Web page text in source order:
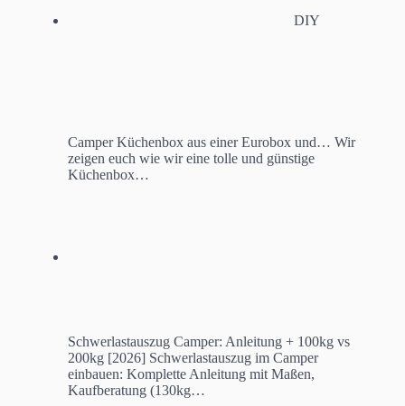
DIY
Camper Küchenbox aus einer Eurobox und… Wir
zeigen euch wie wir eine tolle und günstige
Küchenbox…
Schwerlastauszug Camper: Anleitung + 100kg vs
200kg [2026] Schwerlastauszug im Camper
einbauen: Komplette Anleitung mit Maßen,
Kaufberatung (130kg…